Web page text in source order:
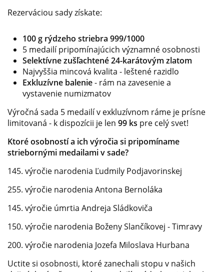
Rezerváciou sady získate:
100 g rýdzeho striebra 999/1000
5 medailí pripomínajúcich významné osobnosti
Selektívne zušľachtené 24-karátovým zlatom
Najvyššia mincová kvalita - leštené razidlo
Exkluzívne balenie- rám na zavesenie a
vystavenie numizmatov
Výročná sada 5 medailí v exkluzívnom ráme je prísne
limitovaná - k dispozícii je len 99 ks pre celý svet!
Ktoré osobností a ich výročia si pripomíname
striebornými medailami v sade?
145. výročie narodenia Ľudmily Podjavorinskej
255. výročie narodenia Antona Bernoláka
145. výročie úmrtia Andreja Sládkoviča
150. výročie narodenia Boženy Slančíkovej - Timravy
200. výročie narodenia Jozefa Miloslava Hurbana
Uctite si osobnosti, ktoré zanechali stopu v našich